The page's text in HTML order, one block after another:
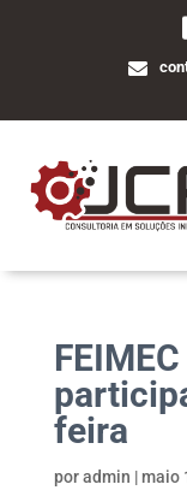
feira
poradmin |maio